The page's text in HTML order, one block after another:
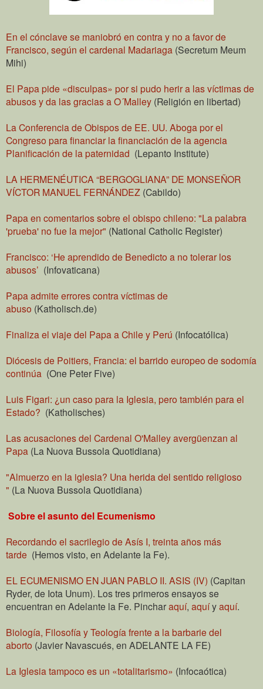
En el cónclave se maniobró en contra y no a favor de
Francisco, según el cardenal Madariaga (Secretum Meum
Mihi)
El Papa pide «disculpas» por si pudo herir a las víctimas de
abusos y da las gracias a O´Malley (Religión en libertad)
La Conferencia de Obispos de EE. UU. Aboga por el
Congreso para financiar la financiación de la agencia
Planificación de la paternidad (Lepanto Institute)
LA HERMENÉUTICA “BERGOGLIANA” DE MONSEÑOR
VÍCTOR MANUEL FERNÁNDEZ (Cabildo)
Papa en comentarios sobre el obispo chileno: "La palabra
'prueba' no fue la mejor" (National Catholic Register)
Francisco: ‘He aprendido de Benedicto a no tolerar los
abusos’ (Infovaticana)
Papa admite errores contra víctimas de
abuso (Katholisch.de)
Finaliza el viaje del Papa a Chile y Perú (Infocatólica)
Diócesis de Poitiers, Francia: el barrido europeo de sodomía
continúa (One Peter Five)
Luis Figari: ¿un caso para la Iglesia, pero también para el
Estado? (Katholisches)
Las acusaciones del Cardenal O'Malley avergüenzan al
Papa (La Nuova Bussola Quotidiana)
"Almuerzo en la iglesia? Una herida del sentido religioso
" (La Nuova Bussola Quotidiana)
Sobre el asunto del Ecumenismo
Recordando el sacrilegio de Asís I, treinta años más
tarde (Hemos visto, en Adelante la Fe).
EL ECUMENISMO EN JUAN PABLO II. ASIS (IV) (Capitan
Ryder, de Iota Unum). Los tres primeros ensayos se
encuentran en Adelante la Fe. Pincharaquí, aquíyaquí.
Biología, Filosofía y Teología frente a la barbarie del
aborto (Javier Navascués, en ADELANTE LA FE)
La Iglesia tampoco es un «totalitarismo» (Infocaótica)